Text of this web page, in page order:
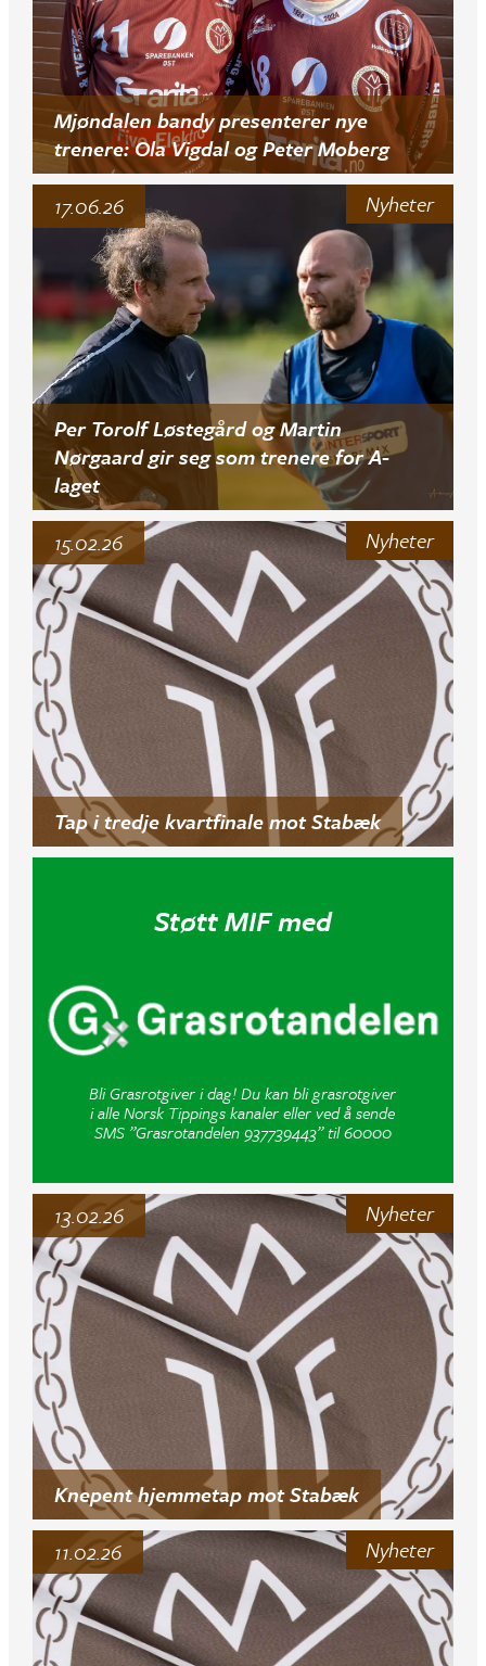
Mjøndalen bandy presenterer nye
trenere: Ola Vigdal og Peter Moberg
Nyheter
Per Torolf Løstegård og Martin
Nørgaard gir seg som trenere for A-
laget
17.06.26
Nyheter
Tap i tredje kvartfinale mot Stabæk
15.02.26
Støtt MIF med
Bli Grasrotgiver i dag! Du kan bli grasrotgiver
i alle Norsk Tippings kanaler eller ved å sende
SMS ”Grasrotandelen 937739443” til 60000
Nyheter
Knepent hjemmetap mot Stabæk
13.02.26
Nyheter
11.02.26